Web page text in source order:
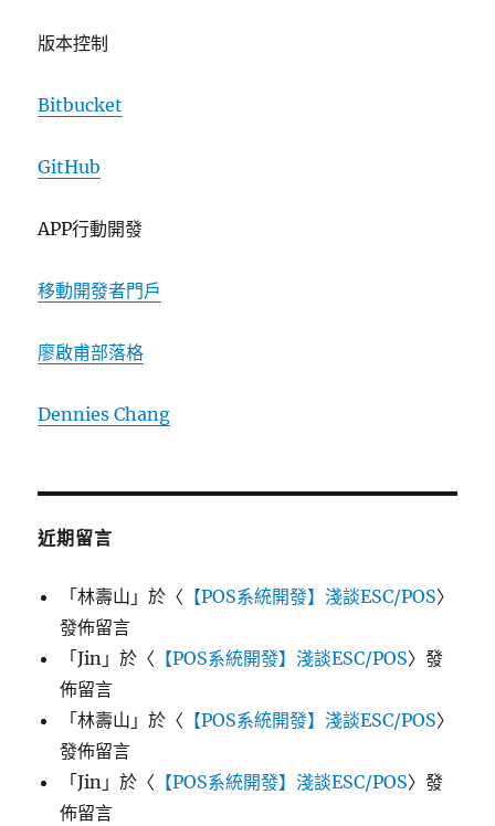
版本控制
Bitbucket
GitHub
APP行動開發
移動開發者門戶
廖啟甫部落格
Dennies Chang
近期留言
「林壽山 」於〈 【POS系統開發】淺談ESC/POS〉
發佈留言
「Jin 」於〈 【POS系統開發】淺談ESC/POS〉發
佈留言
「林壽山 」於〈 【POS系統開發】淺談ESC/POS〉
發佈留言
「Jin 」於〈 【POS系統開發】淺談ESC/POS〉發
佈留言